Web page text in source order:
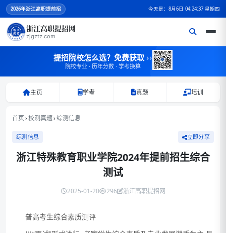
2026年浙江高职提前招 今天是：8月6日 04:24:37 星期四
浙江高职提招网
zjgztz.com
提招院校怎么选？免费获取 ››
院校专业 · 历年分数 · 学考换算
主页 学考 真题 培训
首页›校测真题›综测信息
综测信息 立即分享
浙江特殊教育职业学院2024年提前招生综合
测试
2025-01-20 296 浙江高职提招网
普高考生综合素质测评